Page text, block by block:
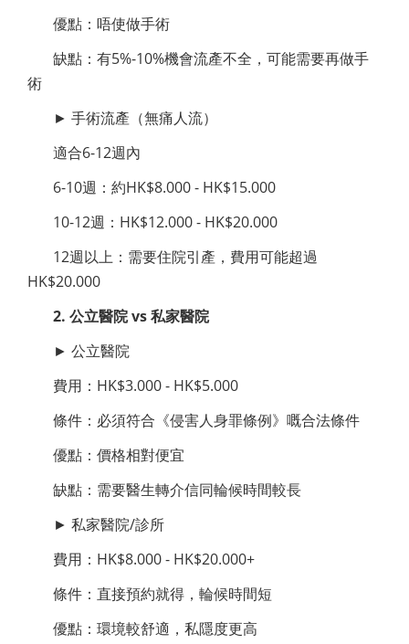
優點：唔使做手術
缺點：有5%-10%機會流產不全，可能需要再做手
術
► 手術流產（無痛人流）
適合6-12週內
6-10週：約HK$8.000 - HK$15.000
10-12週：HK$12.000 - HK$20.000
12週以上：需要住院引產，費用可能超過
HK$20.000
2. 公立醫院 vs 私家醫院
► 公立醫院
費用：HK$3.000 - HK$5.000
條件：必須符合《侵害人身罪條例》嘅合法條件
優點：價格相對便宜
缺點：需要醫生轉介信同輪候時間較長
► 私家醫院/診所
費用：HK$8.000 - HK$20.000+
條件：直接預約就得，輪候時間短
優點：環境較舒適，私隱度更高